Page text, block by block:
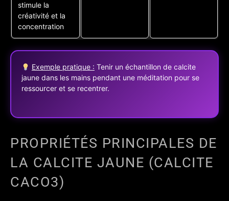
stimule la
créativité et la
concentration
Exemple pratique : Tenir un échantillon de calcite
jaune dans les mains pendant une méditation pour se
ressourcer et se recentrer.
PROPRIÉTÉS PRINCIPALES DE
LA CALCITE JAUNE (CALCITE
CACO3)